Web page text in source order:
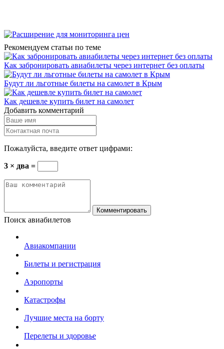
Рекомендуем статьи по теме
Как забронировать авиабилеты через интернет без оплаты
Будут ли льготные билеты на самолет в Крым
Как дешевле купить билет на самолет
Добавить комментарий
Пожалуйста, введите ответ цифрами:
3 × два =
Комментировать
Поиск авиабилетов
Авиакомпании
Билеты и регистрация
Аэропорты
Катастрофы
Лучшие места на борту
Перелеты и здоровье